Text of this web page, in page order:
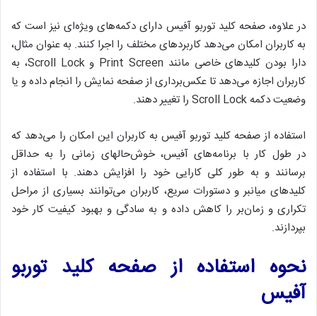
در علاوه، صفحه کلید توربو آفیس دارای دکمه‌های ویژه‌ای نیز است که
به کاربران امکان می‌دهد کاربردهای مختلف را اجرا کنند. به عنوان مثال،
دارا بودن کلیدهای خاصی مانند Print Screen و Scroll Lock، به
کاربران اجازه می‌دهد تا عکس‌برداری از صفحه نمایش را انجام داده و یا
وضعیت دکمه Scroll Lock را تغییر دهند.
استفاده از صفحه کلید توربو آفیس به کاربران این امکان را می‌دهد که
در طول کار با برنامه‌های آفیس، خوش‌حالهای زمانی را به حداقل
برسانند و به طور کلی کارایی خود را افزایش دهند. با استفاده از
کلیدهای میانبر و دستورات سریع، کاربران می‌توانند بسیاری از مراحل
تکراری و زمان‌بر را کاهش داده و به سادگی و بهبود کیفیت کار خود
بپردازند.
نحوه استفاده از صفحه کلید توربو
آفیس